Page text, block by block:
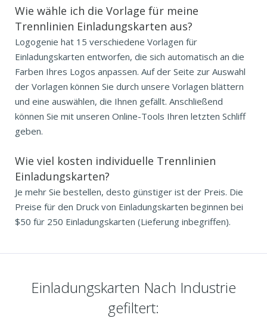
Wie wähle ich die Vorlage für meine
Trennlinien Einladungskarten aus?
Logogenie hat 15 verschiedene Vorlagen für
Einladungskarten entworfen, die sich automatisch an die
Farben Ihres Logos anpassen. Auf der Seite zur Auswahl
der Vorlagen können Sie durch unsere Vorlagen blättern
und eine auswählen, die Ihnen gefällt. Anschließend
können Sie mit unseren Online-Tools Ihren letzten Schliff
geben.
Wie viel kosten individuelle Trennlinien
Einladungskarten?
Je mehr Sie bestellen, desto günstiger ist der Preis. Die
Preise für den Druck von Einladungskarten beginnen bei
$50 für 250 Einladungskarten (Lieferung inbegriffen).
Einladungskarten Nach Industrie
gefiltert: